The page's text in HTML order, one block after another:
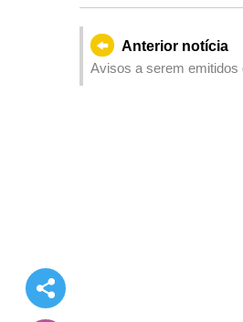
Anterior notícia
Avisos a serem emitidos